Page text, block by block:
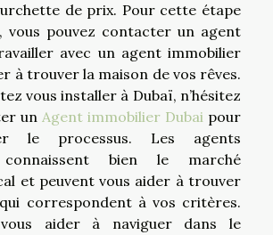
de prix. Pour cette étape
vous pouvez contacter un agent
avec un agent immobilier
à trouver la maison de vos rêves.
vous installer à Dubaï, n’hésitez
un Agent immobilier Dubai pour
le processus. Les agents
connaissent bien le marché
et peuvent vous aider à trouver
correspondent à vos critères.
aider à naviguer dans le